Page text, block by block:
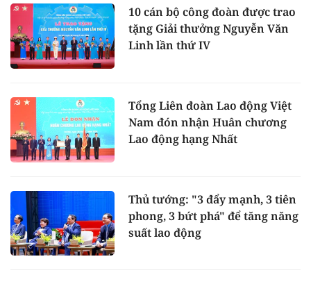
10 cán bộ công đoàn được trao
tặng Giải thưởng Nguyễn Văn
Linh lần thứ IV
Tổng Liên đoàn Lao động Việt
Nam đón nhận Huân chương
Lao động hạng Nhất
Thủ tướng: "3 đẩy mạnh, 3 tiên
phong, 3 bứt phá" để tăng năng
suất lao động